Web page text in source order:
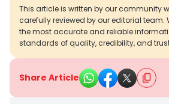
This article is written by our community
carefully reviewed by our editorial team.
the most accurate and reliable
standards of quality, credibility, and
Share Article